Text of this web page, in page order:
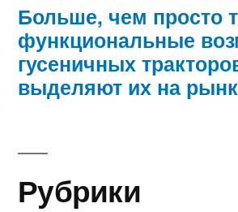
Больше, чем просто
функциональные
гусеничных
выделяют их на
Рубрики